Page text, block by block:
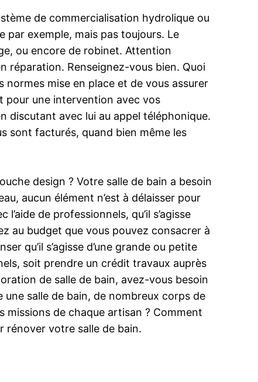
de commercialisation hydrolique ou
par exemple, mais pas toujours. Le
ou encore de robinet. Attention
réparation. Renseignez-vous bien. Quoi
normes mise en place et de vous assurer
pour une intervention avec vos
discutant avec lui au appel téléphonique.
sont facturés, quand bien même les
design ? Votre salle de bain a besoin
aucun élément n’est à délaisser pour
de professionnels, qu’il s’agisse
au budget que vous pouvez consacrer à
qu’il s’agisse d’une grande ou petite
soit prendre un crédit travaux auprès
de salle de bain, avez-vous besoin
une salle de bain, de nombreux corps de
missions de chaque artisan ? Comment
rénover votre salle de bain.